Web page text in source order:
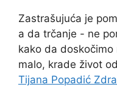
Zastrašujuća je
a da trčanje - ne
kako da
malo, krade život
Tijana Popadić